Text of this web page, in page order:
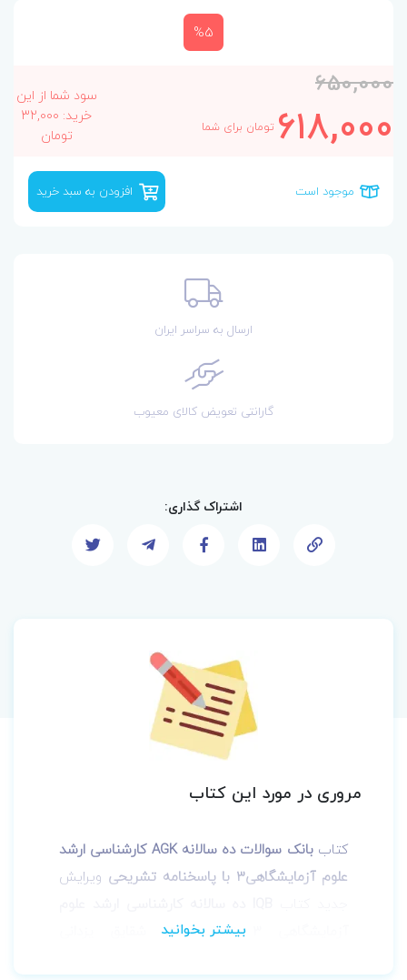
%5
650,000
618,000 تومان برای شما
سود شما از این
خرید: 32,000
تومان
موجود است افزودن به سبد خرید
ارسال به سراسر ایران
گارانتی تعویض کالای معیوب
اشتراک گذاری:
مروری در مورد این کتاب
کتاب
بانک سوالات ده سالانه AGK کارشناسی ارشد
علوم آزمایشگاهی‌3 با پاسخنامه تشریحی
ویرایش
تالیفدکتر شقایق یزدانی